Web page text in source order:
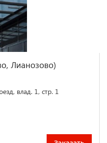
Лианозово)
влад. 1, стр. 1